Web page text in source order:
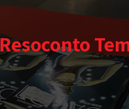
Resoconto